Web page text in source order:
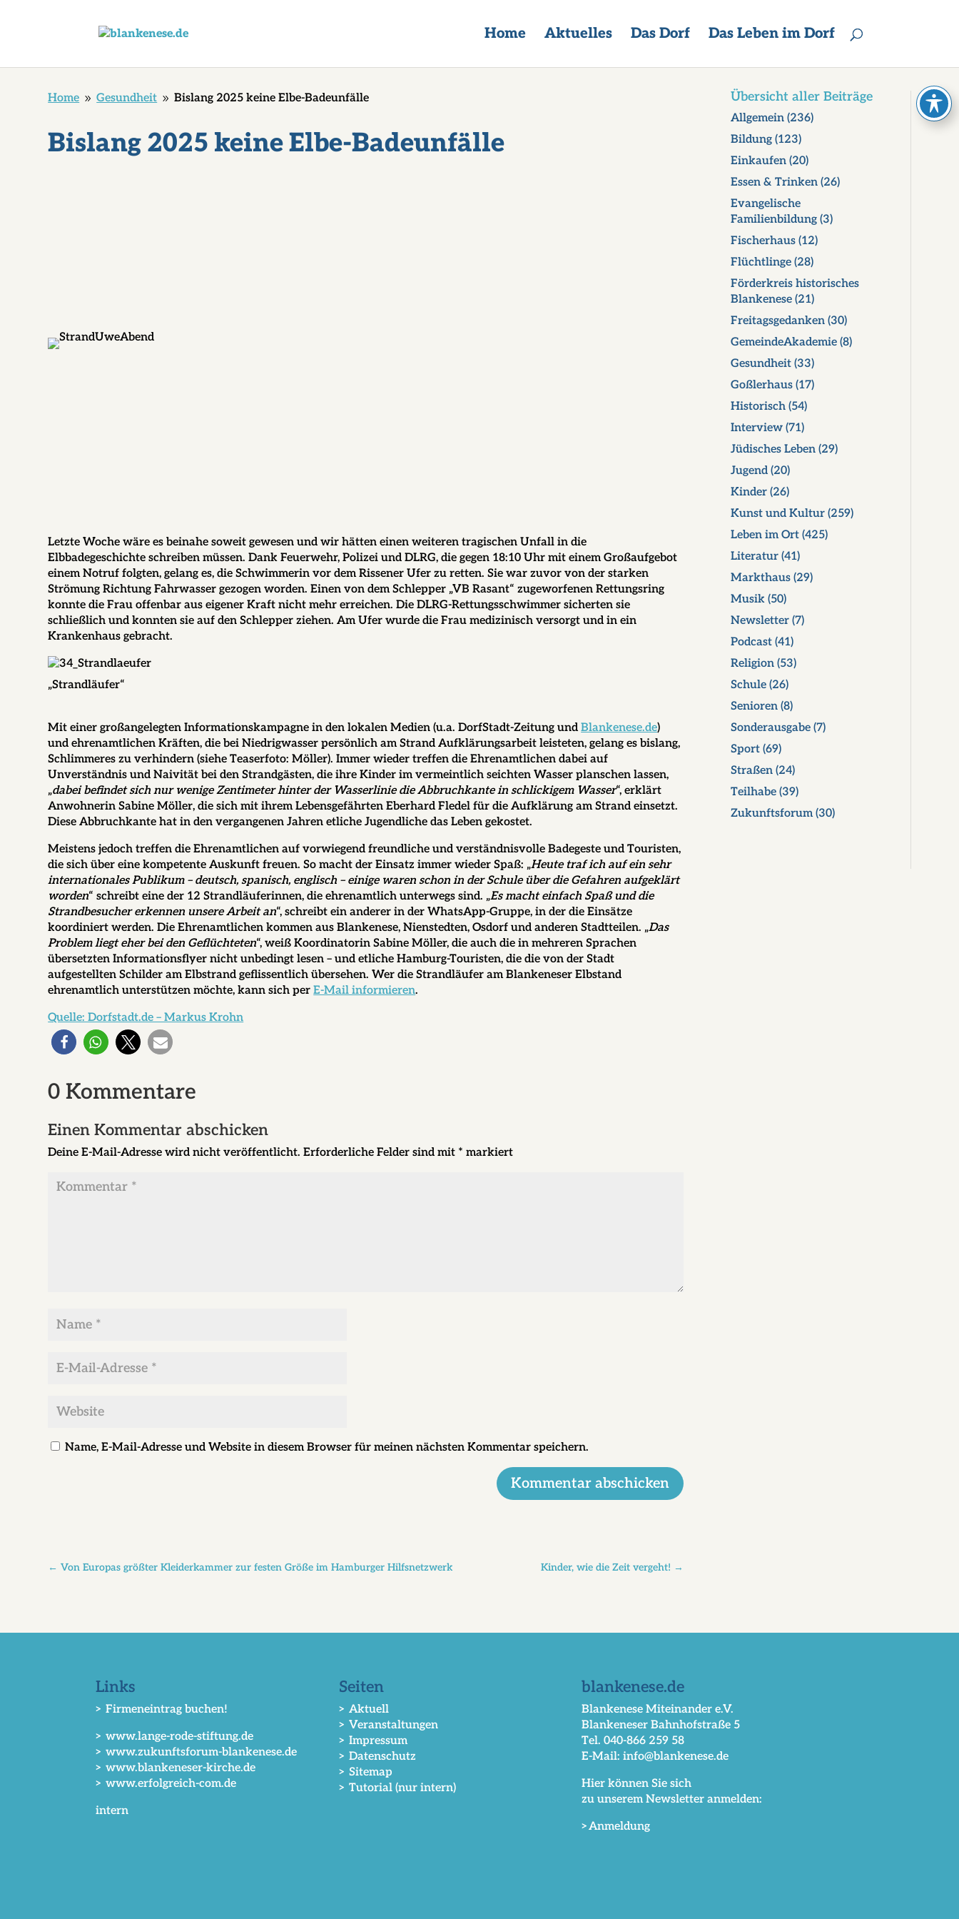
Home Aktuelles Das Dorf Das Leben im Dorf
Home 9 Gesundheit 9 Bislang 2025 keine Elbe-Badeunfälle
Bislang 2025 keine Elbe-Badeunfälle
Letzte Woche wäre es beinahe soweit gewesen und wir hätten einen weiteren tragischen Unfall in die
Elbbadegeschichte schreiben müssen. Dank Feuerwehr, Polizei und DLRG, die gegen 18:10 Uhr mit einem Großaufgebot
einem Notruf folgten, gelang es, die Schwimmerin vor dem Rissener Ufer zu retten. Sie war zuvor von der starken
Strömung Richtung Fahrwasser gezogen worden. Einen von dem Schlepper „VB Rasant“ zugeworfenen Rettungsring
konnte die Frau offenbar aus eigener Kraft nicht mehr erreichen. Die DLRG-Rettungsschwimmer sicherten sie
schließlich und konnten sie auf den Schlepper ziehen. Am Ufer wurde die Frau medizinisch versorgt und in ein
Krankenhaus gebracht.
„Strandläufer“
Mit einer großangelegten Informationskampagne in den lokalen Medien (u.a. DorfStadt-Zeitung undBlankenese.de)
und ehrenamtlichen Kräften, die bei Niedrigwasser persönlich am Strand Aufklärungsarbeit leisteten, gelang es bislang,
Schlimmeres zu verhindern (siehe Teaserfoto: Möller). Immer wieder treffen die Ehrenamtlichen dabei auf
Unverständnis und Naivität bei den Strandgästen, die ihre Kinder im vermeintlich seichten Wasser planschen lassen,
„dabei befindet sich nur wenige Zentimeter hinter der Wasserlinie die Abbruchkante in schlickigem Wasser“, erklärt
AnwohnerinSabine Möller, die sich mit ihrem LebensgefährtenEberhard Fledel für die Aufklärung am Strand einsetzt.
Diese Abbruchkante hat in den vergangenen Jahren etliche Jugendliche das Leben gekostet.
Meistens jedoch treffen die Ehrenamtlichen auf vorwiegend freundliche und verständnisvolle Badegeste und Touristen,
die sich über eine kompetente Auskunft freuen. So macht der Einsatz immer wieder Spaß: „Heute traf ich auf ein sehr
internationales Publikum – deutsch, spanisch, englisch – einige waren schon in der Schule über die Gefahren aufgeklärt
worden“ schreibt eine der 12 Strandläuferinnen, die ehrenamtlich unterwegs sind. „Es macht einfach Spaß und die
Strandbesucher erkennen unsere Arbeit an“, schreibt ein anderer in der WhatsApp-Gruppe, in der die Einsätze
koordiniert werden. Die Ehrenamtlichen kommen aus Blankenese, Nienstedten, Osdorf und anderen Stadtteilen. „Das
Problem liegt eher bei den Geflüchteten“, weiß Koordinatorin Sabine Möller, die auch die in mehreren Sprachen
übersetzten Informationsflyer nicht unbedingt lesen – und etliche Hamburg-Touristen, die die von der Stadt
aufgestellten Schilder am Elbstrand geflissentlich übersehen. Wer die Strandläufer am Blankeneser Elbstand
ehrenamtlich unterstützen möchte, kann sich perE-Mail informieren.
Quelle: Dorfstadt.de – Markus Krohn
0 Kommentare
Einen Kommentar abschicken
Deine E-Mail-Adresse wird nicht veröffentlicht. Erforderliche Felder sind mit * markiert
Kommentar
Mail-
Website
Name, E-Mail-Adresse und Website in diesem Browser für meinen nächsten Kommentar speichern.
Kommentar abschicken
←Von Europas größter Kleiderkammer zur festen Größe im Hamburger Hilfsnetzwerk Kinder, wie die Zeit vergeht! →
Übersicht aller Beiträge
Allgemein (236)
Bildung (123)
Einkaufen (20)
Essen & Trinken (26)
Evangelische
Familienbildung (3)
Fischerhaus (12)
Flüchtlinge (28)
Förderkreis historisches
Blankenese (21)
Freitagsgedanken (30)
GemeindeAkademie (8)
Gesundheit (33)
Goßlerhaus (17)
Historisch (54)
Interview (71)
Jüdisches Leben (29)
Jugend (20)
Kinder (26)
Kunst und Kultur (259)
Leben im Ort (425)
Literatur (41)
Markthaus (29)
Musik (50)
Newsletter (7)
Podcast (41)
Religion (53)
Schule (26)
Senioren (8)
Sonderausgabe (7)
Sport (69)
Straßen (24)
Teilhabe (39)
Zukunftsforum(30)
Links
> Firmeneintrag buchen!
> www.lange-rode-stiftung.de
> www.zukunftsforum-blankenese.de
> www.blankeneser-kirche.de
> www.erfolgreich-com.de
intern
Seiten
> Aktuell
> Veranstaltungen
> Impressum
> Datenschutz
> Sitemap
> Tutorial (nur intern)
blankenese.de
Blankenese Miteinander e.V.
Blankeneser Bahnhofstraße 5
Tel. 040-866 259 58
E-Mail: info@blankenese.de
Hier können Sie sich
zu unserem Newsletter anmelden:
>Anmeldung